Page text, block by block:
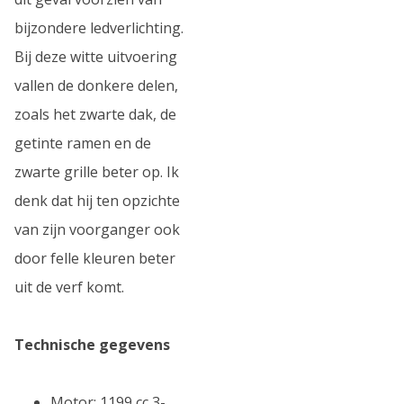
bijzondere ledverlichting.
Bij deze witte uitvoering
vallen de donkere delen,
zoals het zwarte dak, de
getinte ramen en de
zwarte grille beter op. Ik
denk dat hij ten opzichte
van zijn voorganger ook
door felle kleuren beter
uit de verf komt.
Technische gegevens